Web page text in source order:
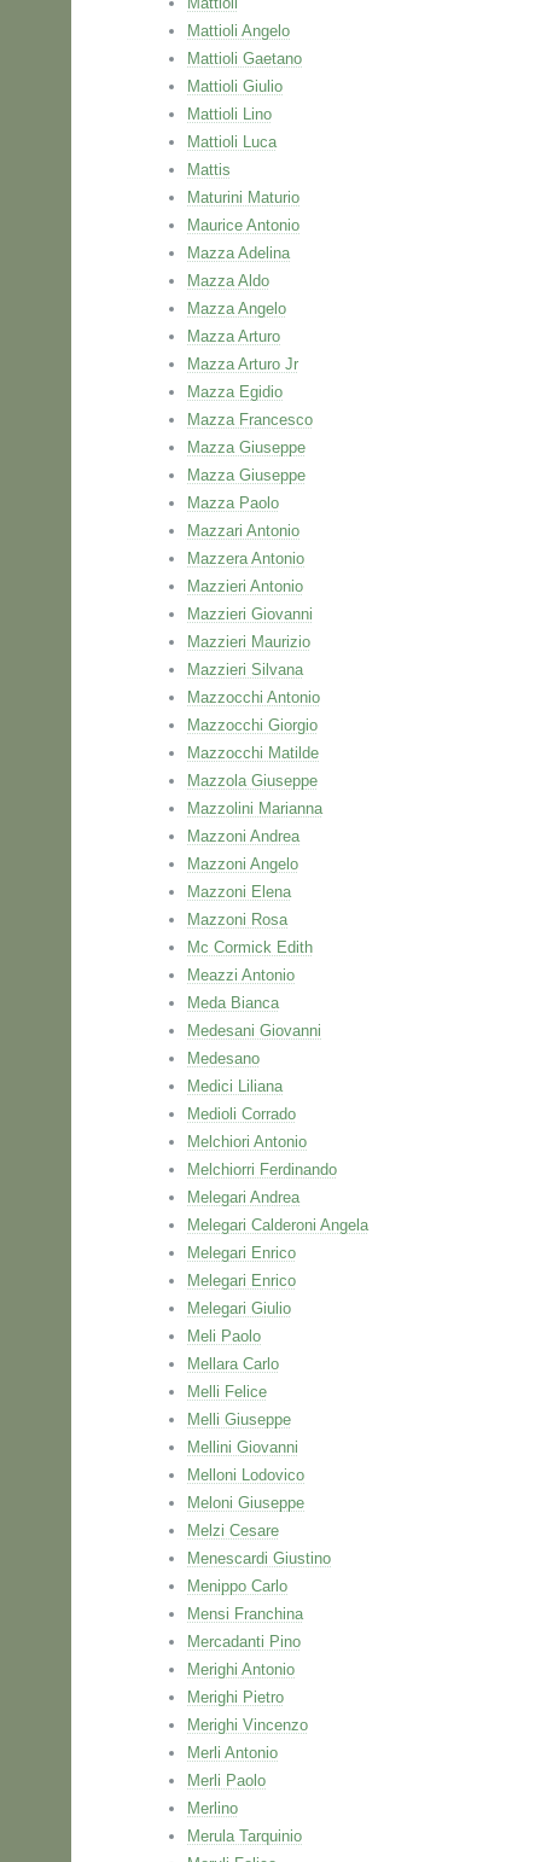
Mattioli Angelo
Mattioli Gaetano
Mattioli Giulio
Mattioli Lino
Mattioli Luca
Mattis
Maturini Maturio
Maurice Antonio
Mazza Adelina
Mazza Aldo
Mazza Angelo
Mazza Arturo
Mazza Arturo Jr
Mazza Egidio
Mazza Francesco
Mazza Giuseppe
Mazza Giuseppe
Mazza Paolo
Mazzari Antonio
Mazzera Antonio
Mazzieri Antonio
Mazzieri Giovanni
Mazzieri Maurizio
Mazzieri Silvana
Mazzocchi Antonio
Mazzocchi Giorgio
Mazzocchi Matilde
Mazzola Giuseppe
Mazzolini Marianna
Mazzoni Andrea
Mazzoni Angelo
Mazzoni Elena
Mazzoni Rosa
Mc Cormick Edith
Meazzi Antonio
Meda Bianca
Medesani Giovanni
Medesano
Medici Liliana
Medioli Corrado
Melchiori Antonio
Melchiorri Ferdinando
Melegari Andrea
Melegari Calderoni Angela
Melegari Enrico
Melegari Enrico
Melegari Giulio
Meli Paolo
Mellara Carlo
Melli Felice
Melli Giuseppe
Mellini Giovanni
Melloni Lodovico
Meloni Giuseppe
Melzi Cesare
Menescardi Giustino
Menippo Carlo
Mensi Franchina
Mercadanti Pino
Merighi Antonio
Merighi Pietro
Merighi Vincenzo
Merli Antonio
Merli Paolo
Merlino
Merula Tarquinio